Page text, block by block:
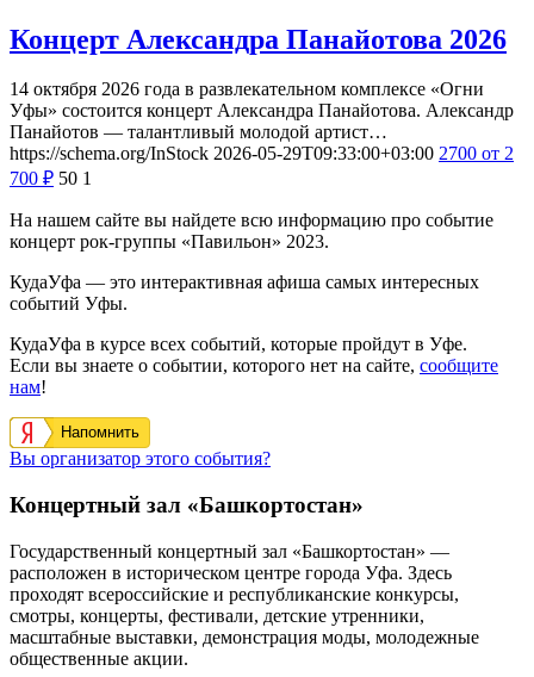
Концерт Александра Панайотова 2026
14 октября 2026 года в развлекательном комплексе «Огни
Уфы» состоится концерт Александра Панайотова. Александр
Панайотов — талантливый молодой артист…
https://schema.org/InStock 2026-05-29T09:33:00+03:00 2700 от 2
700 ₽ 50 1
На нашем сайте вы найдете всю информацию про событие
концерт рок-группы «Павильон» 2023.
КудаУфа — это интерактивная афиша самых интересных
событий Уфы.
КудаУфа в курсе всех событий, которые пройдут в Уфе.
Если вы знаете о событии, которого нет на сайте, сообщите
нам!
Напомнить
Вы организатор этого события?
Концертный зал «Башкортостан»
Государственный концертный зал «Башкортостан» —
расположен в историческом центре города Уфа. Здесь
проходят всероссийские и республиканские конкурсы,
смотры, концерты, фестивали, детские утренники,
масштабные выставки, демонстрация моды, молодежные
общественные акции.